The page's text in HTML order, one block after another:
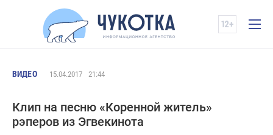
ВИДЕО 15.04.2017 21:44
Клип на песню «Коренной житель»
рэперов из Эгвекинота